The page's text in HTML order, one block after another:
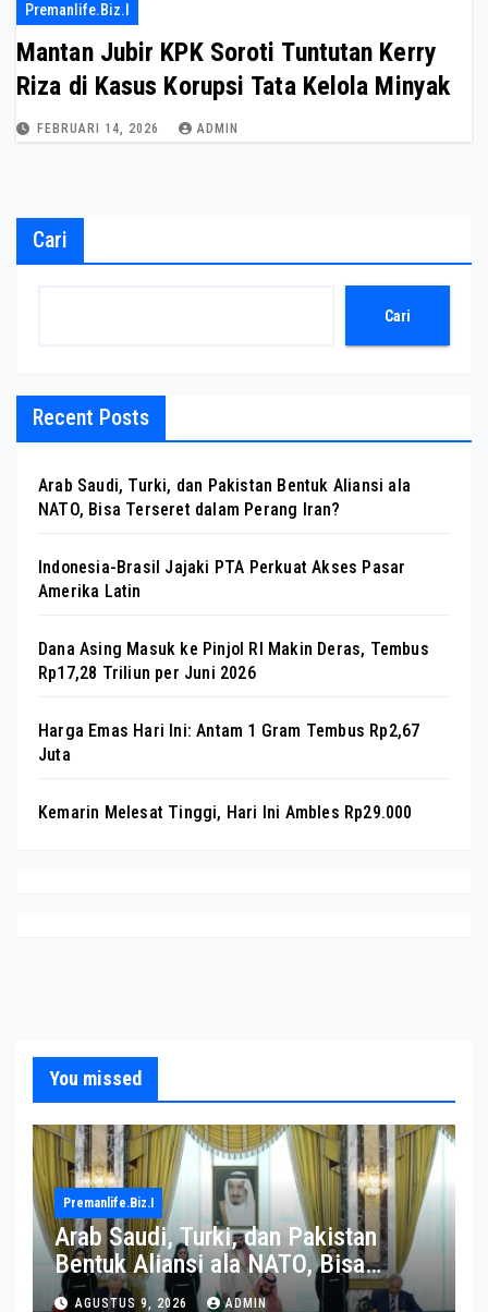
Premanlife.biz.i
Mantan Jubir KPK Soroti Tuntutan Kerry
Riza di Kasus Korupsi Tata Kelola Minyak
FEBRUARI 14, 2026 ADMIN
Cari
Cari
Recent Posts
Arab Saudi, Turki, dan Pakistan Bentuk Aliansi ala
NATO, Bisa Terseret dalam Perang Iran?
Indonesia-Brasil Jajaki PTA Perkuat Akses Pasar
Amerika Latin
Dana Asing Masuk ke Pinjol RI Makin Deras, Tembus
Rp17,28 Triliun per Juni 2026
Harga Emas Hari Ini: Antam 1 Gram Tembus Rp2,67
Juta
Kemarin Melesat Tinggi, Hari Ini Ambles Rp29.000
You missed
Premanlife.biz.i
Arab Saudi, Turki, dan Pakistan
Bentuk Aliansi ala NATO, Bisa
Terseret dalam Perang Iran?
AGUSTUS 9, 2026 ADMIN